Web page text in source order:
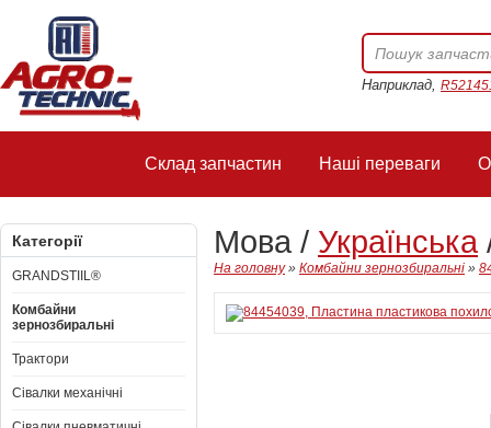
Наприклад,
Склад запчастин Наші переваги
Категорії
GRANDSTIIL®
Комбайни
зернозбиральні
Трактори
Сівалки механічні
Мова / Українська
На головну» Комбайни зернозбиральні »